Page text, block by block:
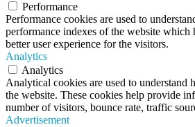
Performance
Performance cookies are used to
performance indexes of the website which
better user experience for the visitors.
Analytics
Analytics
Analytical cookies are used to understand
the website. These cookies help provide
number of visitors, bounce rate, traffic
Advertisement